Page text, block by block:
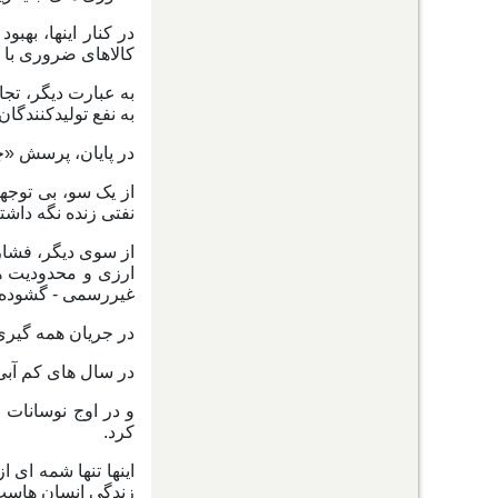
در کنار اینها،
کالاهای ضروری
به عبارت دیگر،
به نفع
در پایان، پرسش
از یک سو، بی
نفتی زنده نگه
از سوی دیگر،
ارزی و محدودیت
غیررسمی - گشوده
در جریان همه
در سال های کم
و در اوج
کرد.
اینها تنها شمه
زندگی انسان